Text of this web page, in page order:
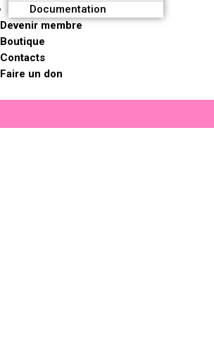
Documentation
Devenir membre
Boutique
Contacts
Faire un don